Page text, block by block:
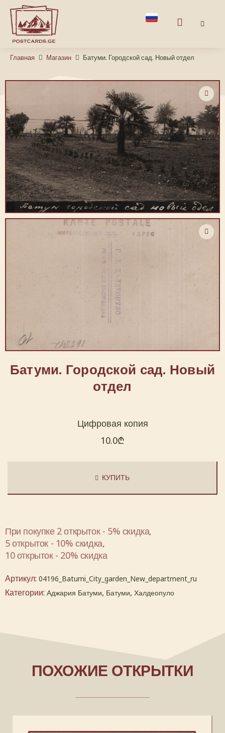
Главная Магазин Батуми. Городской сад. Новый отдел
Батуми. Городской сад. Новый
отдел
Цифровая копия
10.0₾
КУПИТЬ
При покупке 2 открыток - 5% скидка,
5 открыток - 10% скидка,
10 открыток - 20% скидка
Артикул: 04196_Batumi_City_garden_New_department_ru
Категории: Аджария Батуми, Батуми, Халдеопуло
ПОХОЖИЕ ОТКРЫТКИ